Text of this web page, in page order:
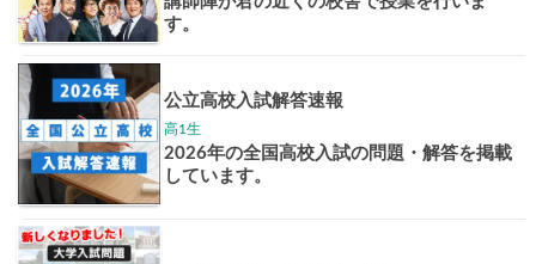
東大特進
イベントほか